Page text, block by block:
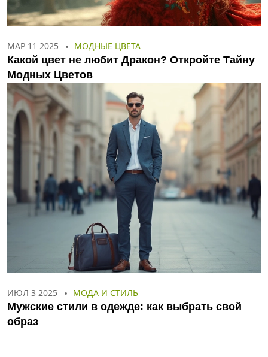
МАР 11 2025 МОДНЫЕ ЦВЕТА
Какой цвет не любит Дракон? Откройте Тайну
Модных Цветов
ИЮЛ 3 2025 МОДА И СТИЛЬ
Мужские стили в одежде: как выбрать свой
образ